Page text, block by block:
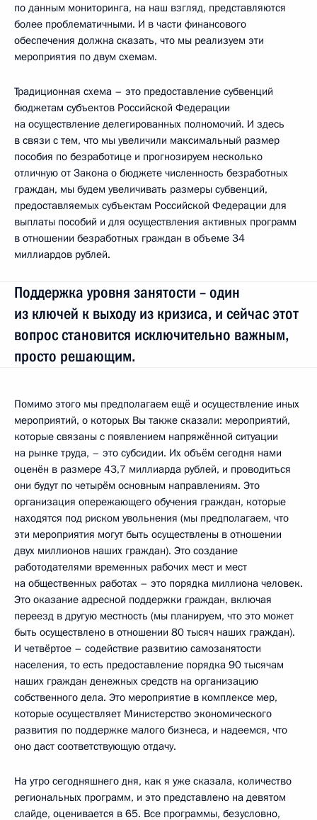
по данным мониторинга, на наш взгляд, представляются
более проблематичными. И в части финансового
обеспечения должна сказать, что мы реализуем эти
мероприятия по двум схемам.
Традиционная схема – это предоставление субвенций
бюджетам субъектов Российской Федерации
на осуществление делегированных полномочий. И здесь
в связи с тем, что мы увеличили максимальный размер
пособия по безработице и прогнозируем несколько
отличную от Закона о бюджете численность безработных
граждан, мы будем увеличивать размеры субвенций,
предоставляемых субъектам Российской Федерации для
выплаты пособий и для осуществления активных программ
в отношении безработных граждан в объеме 34
миллиардов рублей.
Поддержка уровня занятости – один
из ключей к выходу из кризиса, и сейчас этот
вопрос становится исключительно важным,
просто решающим.
Помимо этого мы предполагаем ещё и осуществление иных
мероприятий, о которых Вы также сказали: мероприятий,
которые связаны с появлением напряжённой ситуации
на рынке труда, – это субсидии. Их объём сегодня нами
оценён в размере 43,7 миллиарда рублей, и проводиться
они будут по четырём основным направлениям. Это
организация опережающего обучения граждан, которые
находятся под риском увольнения (мы предполагаем, что
эти мероприятия могут быть осуществлены в отношении
двух миллионов наших граждан). Это создание
работодателями временных рабочих мест и мест
на общественных работах – это порядка миллиона человек.
Это оказание адресной поддержки граждан, включая
переезд в другую местность (мы планируем, что это может
быть осуществлено в отношении 80 тысяч наших граждан).
И четвёртое – содействие развитию самозанятости
населения, то есть предоставление порядка 90 тысячам
наших граждан денежных средств на организацию
собственного дела. Это мероприятие в комплексе мер,
которые осуществляет Министерство экономического
развития по поддержке малого бизнеса, и надеемся, что
оно даст соответствующую отдачу.
На утро сегодняшнего дня, как я уже сказала, количество
региональных программ, и это представлено на девятом
слайде, оценивается в 65. Все программы, безусловно,